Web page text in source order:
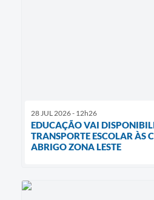
28 JUL 2026 - 12h26
EDUCAÇÃO VAI
TRANSPORTE ESCOLAR ÀS
ABRIGO ZONA LESTE